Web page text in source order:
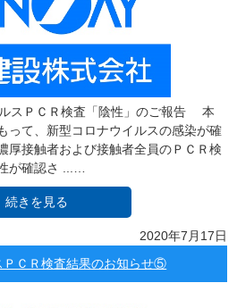
スＰＣＲ検査「陰性」のご報告 本
って、新型コロナウイルスの感染が確
厚接触者および接触者全員のＰＣＲ検
が確認さ ...…
続きを見る
2020年7月17日
ＰＣＲ検査結果のお知らせ⑤